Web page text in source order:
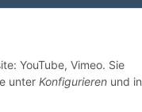
YouTube, Vimeo. Sie
unter Konfigurieren und in